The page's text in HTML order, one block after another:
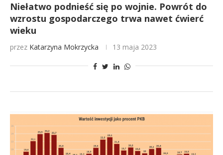
Niełatwo podnieść się po wojnie. Powrót do
wzrostu gospodarczego trwa nawet ćwierć
wieku
przez Katarzyna Mokrzycka 13 maja 2023